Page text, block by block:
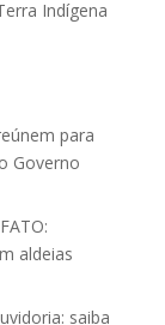
Indígena
para
Governo
aldeias
saiba